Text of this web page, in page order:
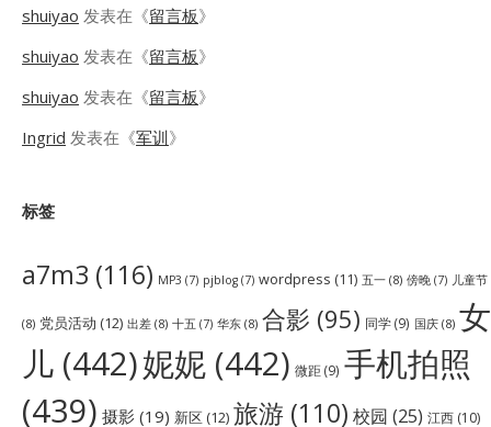
shuiyao 发表在《留言板》
shuiyao 发表在《留言板》
shuiyao 发表在《留言板》
Ingrid 发表在《军训》
标签
a7m3 (116) MP3 (7) pjblog (7) wordpress (11) 五一 (8) 傍晚 (7) 儿童节
(8) 党员活动 (12) 出差 (8) 十五 (7) 华东 (8) 合影 (95) 同学(9) 国庆 (8) 女
儿 (442)妮妮 (442) 微距(9) 手机拍照
(439) 摄影 (19) 新区 (12) 旅游 (110) 校园 (25) 江西 (10)